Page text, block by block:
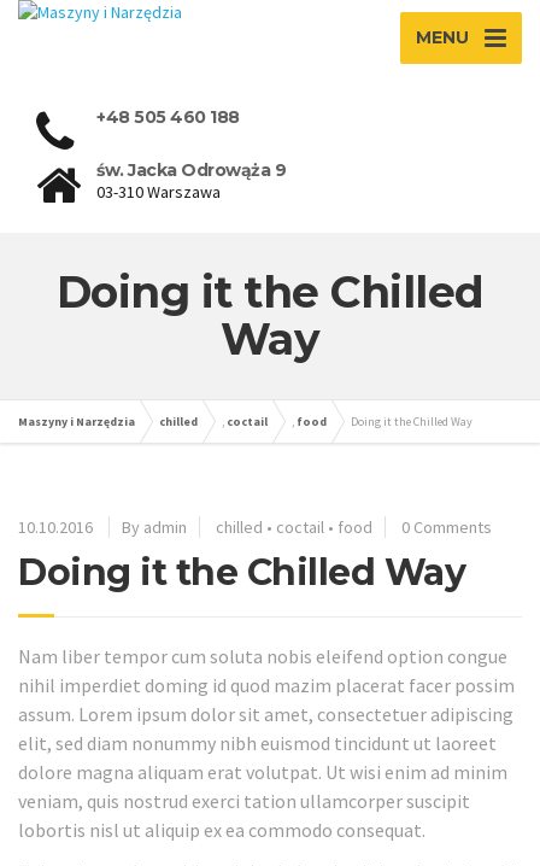
MENU
+48 505 460 188
św. Jacka Odrowąża 9
03-310 Warszawa
Doing it the Chilled
Way
Maszyny i Narzędzia chilled , coctail , food Doing it the Chilled Way
10.10.2016 By admin chilled • coctail • food 0 Comments
Doing it the Chilled Way
Nam liber tempor cum soluta nobis eleifend option congue
nihil imperdiet doming id quod mazim placerat facer possim
assum. Lorem ipsum dolor sit amet, consectetuer adipiscing
elit, sed diam nonummy nibh euismod tincidunt ut laoreet
dolore magna aliquam erat volutpat. Ut wisi enim ad minim
veniam, quis nostrud exerci tation ullamcorper suscipit
lobortis nisl ut aliquip ex ea commodo consequat.